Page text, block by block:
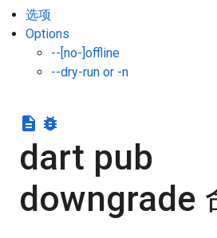
选项
Options
--[no-]offline
--dry-run or -n
description bug_report
dart pub
downgrade